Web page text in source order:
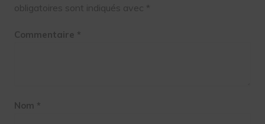
obligatoires sont indiqués avec *
Commentaire *
Nom *